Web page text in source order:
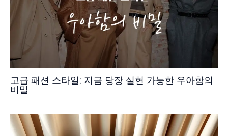
고급 패션 스타일: 지금 당장 실현 가능한 우아함의
비밀